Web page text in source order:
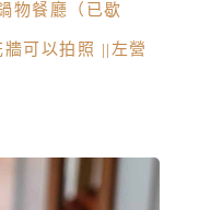
物餐廳（已歇
可以拍照 ||左營